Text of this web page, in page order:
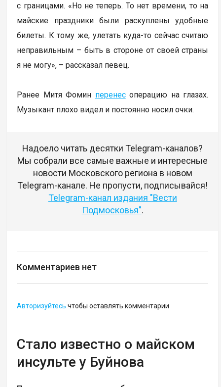
с границами. «Но не теперь. То нет времени, то на
майские праздники были раскуплены удобные
билеты. К тому же, улетать куда-то сейчас считаю
неправильным – быть в стороне от своей страны
я не могу», – рассказал певец.
Ранее Митя Фомин перенесоперацию на глазах.
Музыкант плохо видел и постоянно носил очки.
Надоело читать десятки Telegram-каналов?
Мы собрали все самые важные и интересные
новости Московского региона в новом
Telegram-канале. Не пропусти, подписывайся!
Telegram-канал издания "Вести
Подмосковья".
Комментариев нет
Авторизуйтесь чтобы оставлять комментарии
Стало известно о майском
инсульте у Буйнова